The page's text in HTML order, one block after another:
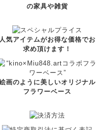
の家具や雑貨
人気アイテムがお得な価格でお
求め頂けます！
画のように美しいオリジナル
フラワーベース